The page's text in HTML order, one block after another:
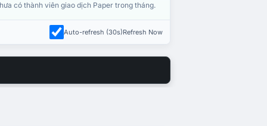
có thành viên giao dịch Paper trong tháng.
Auto-refresh (30s)Refresh Now